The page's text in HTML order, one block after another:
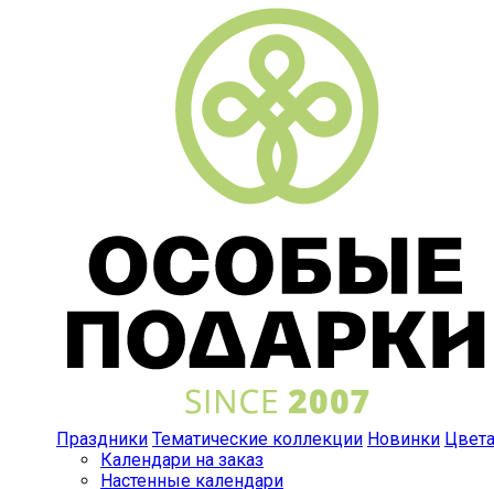
Праздники Тематические коллекции Новинки Цвета
Календари на заказ
Настенные календари